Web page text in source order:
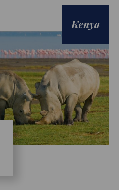
Kenya